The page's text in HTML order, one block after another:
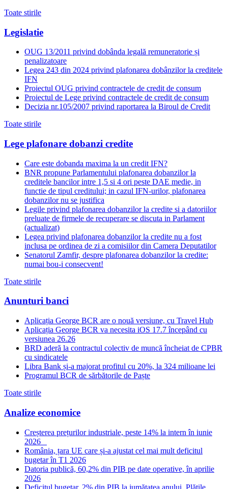
Toate stirile
Legislatie
OUG 13/2011 privind dobânda legală remuneratorie și
penalizatoare
Legea 243 din 2024 privind plafonarea dobânzilor la creditele
IFN
Proiectul OUG privind contractele de credit de consum
Proiectul de Lege privind contractele de credit de consum
Decizia nr.105/2007 privind raportarea la Biroul de Credit
Toate stirile
Lege plafonare dobanzi credite
Care este dobanda maxima la un credit IFN?
BNR propune Parlamentului plafonarea dobanzilor la
creditele bancilor intre 1,5 si 4 ori peste DAE medie, in
functie de tipul creditului; in cazul IFN-urilor, plafonarea
dobanzilor nu se justifica
Legile privind plafonarea dobanzilor la credite si a datoriilor
preluate de firmele de recuperare se discuta in Parlament
(actualizat)
Legea privind plafonarea dobanzilor la credite nu a fost
inclusa pe ordinea de zi a comisiilor din Camera Deputatilor
Senatorul Zamfir, despre plafonarea dobanzilor la credite:
numai bou-i consecvent!
Toate stirile
Anunturi banci
Aplicația George BCR are o nouă versiune, cu Travel Hub
Aplicația George BCR va necesita iOS 17.7 începând cu
versiunea 26.26
BRD aderă la contractul colectiv de muncă încheiat de CPBR
cu sindicatele
Libra Bank și-a majorat profitul cu 20%, la 324 milioane lei
Programul BCR de sărbătorile de Paște
Toate stirile
Analize economice
Creșterea prețurilor industriale, peste 14% la intern în iunie
2026
România, țara UE care și-a ajustat cel mai mult deficitul
bugetar în T1 2026
Datoria publică, 60,2% din PIB pe date operative, în aprilie
2026
Deficitul bugetar, 2% din PIB la jumătatea anului. Plățile